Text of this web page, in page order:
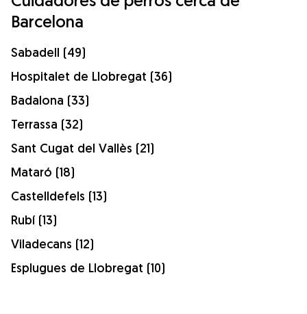
Barcelona
Sabadell (49)
Hospitalet de Llobregat (36)
Badalona (33)
Terrassa (32)
Sant Cugat del Vallès (21)
Mataró (18)
Castelldefels (13)
Rubí (13)
Viladecans (12)
Esplugues de Llobregat (10)